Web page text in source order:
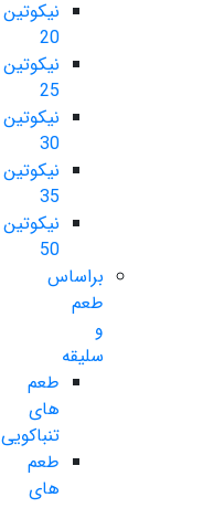
نیکوتین
20
نیکوتین
25
نیکوتین
30
نیکوتین
35
نیکوتین
50
براساس
طعم
و
سلیقه
طعم
های
تنباکویی
طعم
های